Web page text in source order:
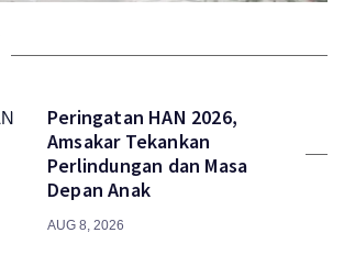
Peringatan HAN 2026,
Amsakar Tekankan
Perlindungan dan Masa
Depan Anak
AUG 8, 2026